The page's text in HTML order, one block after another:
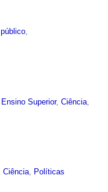
Ensino Superior,Ciência
Ciência, Políticas